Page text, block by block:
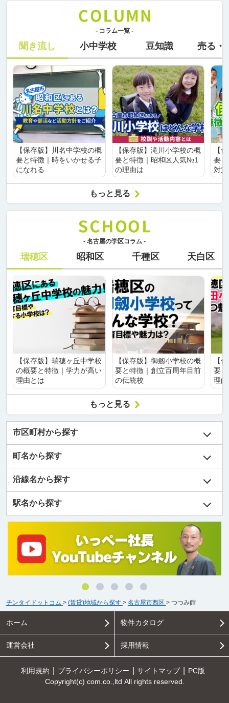
- コラム一覧 -
聞き流し 小中学校 豆知識 売る・
【保存版】川名中学校の概
要と特徴｜時をいかせる子
になれる
【保存版】滝川小学校の概
要と特徴｜昭和区人気№1
の理由は
【
要
対
もっと見る
- 名古屋の学区コラム -
瑞穂区 昭和区 千種区 天白区
【保存版】瑞穂ヶ丘中学校
の概要と特徴｜学力が高い
理由とは
【保存版】御劔小学校の概
要と特徴｜創立百周年目前
の伝統校
【
要
理
もっと見る
市区町村から探す
町名から探す
沿線名から探す
駅名から探す
チンタイドットコム > (賃貸)地域から探す > 名古屋市西区 > つつみ館
ホーム 物件カタログ
運営会社 採用情報
利用規約 プライバシーポリシー サイトマップ
PC版
Copyright(c) com.co.,ltd All rights reserved.